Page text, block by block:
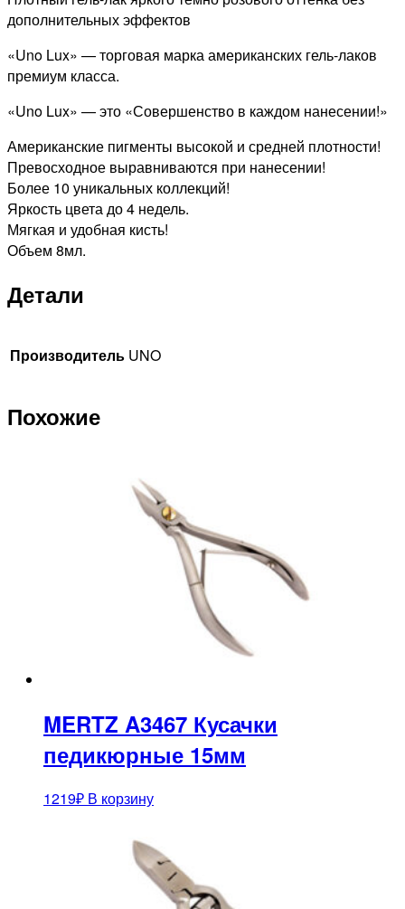
Земляничная
8гр
дополнительных эффектов
«Uno Lux» — торговая марка американских гель-лаков
премиум класса.
«Uno Lux» — это «Совершенство в каждом нанесении!»
Американские пигменты высокой и средней плотности!
Превосходное выравниваются при нанесении!
Более 10 уникальных коллекций!
Яркость цвета до 4 недель.
Мягкая и удобная кисть!
Объем 8мл.
Детали
Производитель UNO
Похожие
MERTZ A3467 Кусачки
педикюрные 15мм
1219₽ В корзину